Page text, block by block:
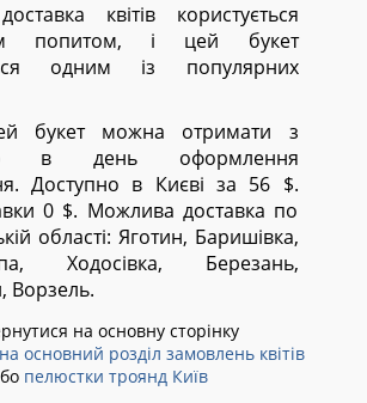
квітів користується
попитом, і цей букет
одним із популярних
букет можна отримати з
в день оформлення
Доступно в Києві за 56 $.
0 $. Можлива доставка по
області: Яготин, Баришівка,
Ходосівка, Березань,
Ворзель.
на основну сторінку
основний розділ замовлень квітів
пелюстки троянд Київ